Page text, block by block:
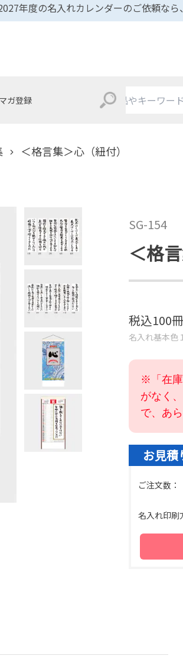
年度の名入れカレンダーのご依頼なら
ガ登録
＜格言集＞心（紐付）
SG-154
＜格
税込100
名入れ基本色
※「在庫
がなく
で、あ
お見積
ご注文数：
名入れ印刷